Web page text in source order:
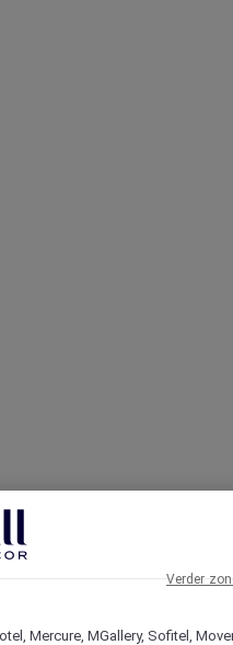
Mercure, MGallery, Sofitel,
Verder